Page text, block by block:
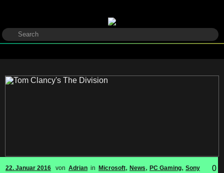
22. Januar 2016 von Adrian in Microsoft, News, PC Gaming, Sony 0